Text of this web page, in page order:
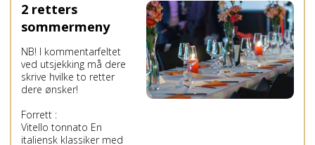
2 retters
sommermeny
NB! I kommentarfeltet
ved utsjekking må dere
skrive hvilke to retter
dere ønsker!
Forrett :
Vitello tonnato En
italiensk klassiker med